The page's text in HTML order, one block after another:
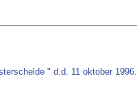
" d.d. 11 oktober 1996.